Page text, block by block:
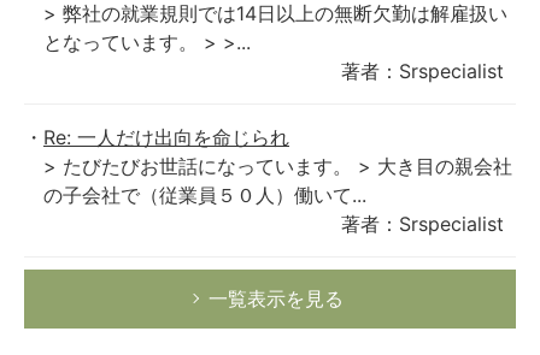
> 弊社の就業規則では14日以上の無断欠勤は解雇扱い
となっています。 > >...
著者：Srspecialist
Re: 一人だけ出向を命じられ
> たびたびお世話になっています。 > 大き目の親会社
の子会社で（従業員５０人）働いて...
著者：Srspecialist
一覧表示を見る